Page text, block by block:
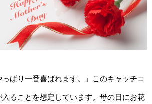
っぱり一番喜ばれます。」このキャッチコ
ることを想定しています。母の日にお花